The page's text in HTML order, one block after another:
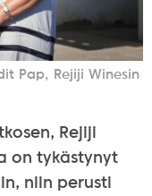
Pap, Rejiji Winesin
Rejiji
on tykästynyt
niin perusti